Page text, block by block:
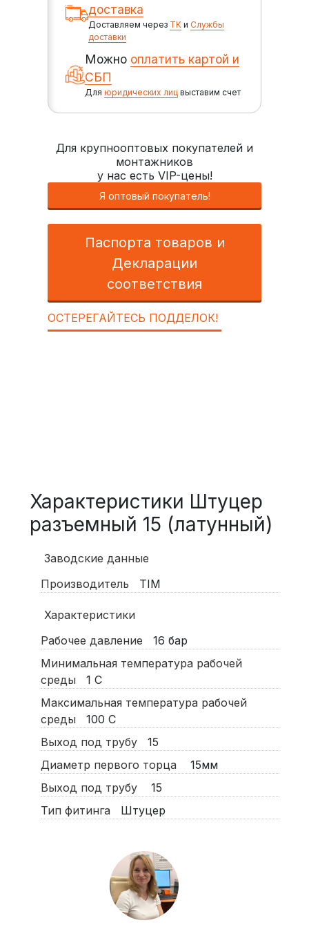
доставка
Доставляем через ТК иСлужбы
доставки
Можно оплатить картой и
СБП
Дляюридических лиц выставим счет
Для крупнооптовых покупателей и
монтажников
у нас есть VIP-цены!
Я оптовый покупатель!
Паспорта товаров и
Декларации
соответствия
ОСТЕРЕГАЙТЕСЬ ПОДДЕЛОК!
Характеристики Штуцер
разъемный 15 (латунный)
Заводские данные
Производитель
TIM
Характеристики
Рабочее давление
16 бар
Минимальная температура рабочей
среды
1 С
Максимальная температура рабочей
среды
100 С
Выход под трубу
15
Диаметр первого торца
15мм
Выход под трубу
15
Тип фитинга
Штуцер